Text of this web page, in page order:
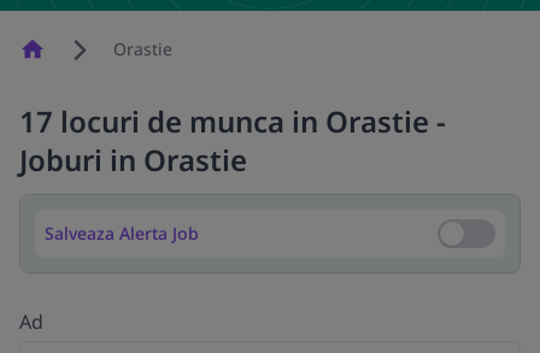
HomepageOrastie
17 locuri de munca in Orastie -
Joburi in Orastie
Salveaza Alerta Job Salveaza
Ad